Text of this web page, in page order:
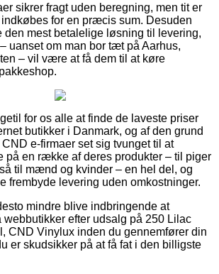
sikrer fragt uden beregning, men tit er
for en præcis sum. Desuden
mest betalelige løsning til levering,
uanset om man bor tæt på Aarhus,
– vil være at få dem til at køre
for os alle at finde de laveste priser
butikker i Danmark, og af den grund
e-firmaer set sig tvunget til at
på en række af deres produkter – til piger
til mænd og kvinder – en hel del, og
frembyde levering uden omkostninger.
mindre blive indbringende at
webbutikker efter udsalg på 250 Lilac
CND Vinylux inden du gennemfører din
er skudsikker på at få fat i den billigste